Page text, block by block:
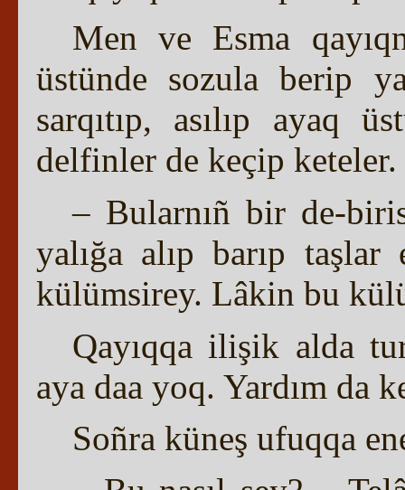
Men ve Esma
üstünde sozula berip
sarqıtıp, asılıp ayaq
delfinler de keçip keteler.
– Bularnıñ bir de-
yalığa alıp barıp
külümsirey. Lâkin bu
Qayıqqa ilişik alda
aya daa yoq. Yardım da
Soñra küneş ufuqqa